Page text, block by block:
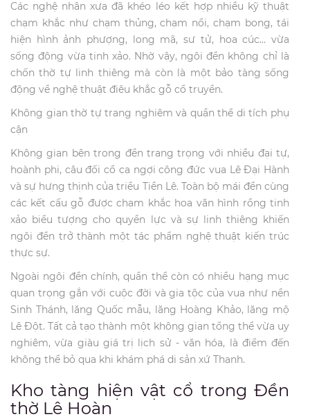
Các nghệ nhân xưa đã khéo léo kết hợp nhiều kỹ thuật
chạm khắc như chạm thủng, chạm nổi, chạm bong, tái
hiện hình ảnh phượng, long mã, sư tử, hoa cúc… vừa
sống động vừa tinh xảo. Nhờ vậy, ngôi đền không chỉ là
chốn thờ tự linh thiêng mà còn là một bảo tàng sống
động về nghệ thuật điêu khắc gỗ cổ truyền.
Không gian thờ tự trang nghiêm và quần thể di tích phụ
cận
Không gian bên trong đền trang trọng với nhiều đại tự,
hoành phi, câu đối cổ ca ngợi công đức vua Lê Đại Hành
và sự hưng thịnh của triều Tiền Lê. Toàn bộ mái đền cùng
các kết cấu gỗ được chạm khắc hoa văn hình rồng tinh
xảo biểu tượng cho quyền lực và sự linh thiêng khiến
ngôi đền trở thành một tác phẩm nghệ thuật kiến trúc
thực sự.
Ngoài ngôi đền chính, quần thể còn có nhiều hạng mục
quan trọng gắn với cuộc đời và gia tộc của vua như nền
Sinh Thánh, lăng Quốc mẫu, lăng Hoàng Khảo, lăng mộ
Lê Đột. Tất cả tạo thành một không gian tổng thể vừa uy
nghiêm, vừa giàu giá trị lịch sử - văn hóa, là điểm đến
không thể bỏ qua khi khám phá di sản xứ Thanh.
Kho tàng hiện vật cổ trong Đền
thờ Lê Hoàn